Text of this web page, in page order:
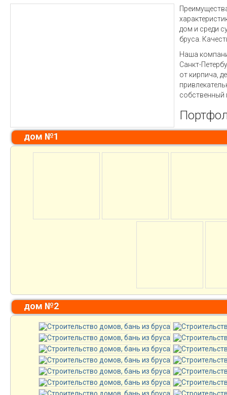
дом и среди
бруса.
Наша
Санкт-
от кирпича,
собственный
дом №1
дом №2